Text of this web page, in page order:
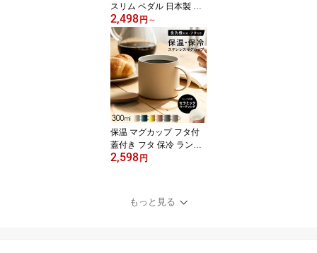
スリム ペダル 日本製 お
しゃれ キッチン ふた付
き 縦型 大容量 ワゴン 45
l ダストボックス リビン
グ ごみ箱 グレー ブラッ
ク ホワイト シンプル ス
タイリッシュ 【 アスベ
ル エバン ASVEL EBAN
EC ペダル スリム 45L 2
個セット 】
2,498円 ～
保温 マグカップ フタ付
蓋付き フタ 保冷 ランキ
ング受賞 保温マグカップ
ア キャンプ 入園入学 新
生活 セラミック イエロ
2,598円
もっと見る